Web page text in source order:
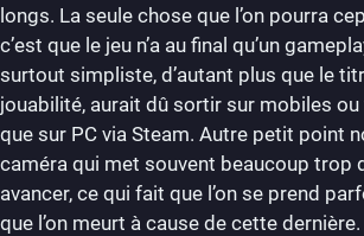
longs. La seule chose que l’on pourra
c’est que le jeu n’a au final qu’un
surtout simpliste, d’autant plus que le
jouabilité, aurait dû sortir sur mobiles
que sur PC via Steam. Autre petit point
caméra qui met souvent beaucoup trop
avancer, ce qui fait que l’on se prend
que l’on meurt à cause de cette